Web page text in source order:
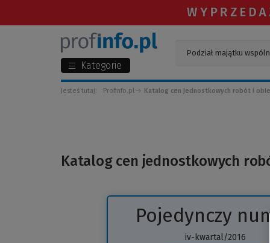
Kategorie
Jesteś tutaj: Profinfo.pl Katalog cen jednostkowych robót i
Katalog cen jednostkowych
Pojedynczy
iv-kwartal/2016